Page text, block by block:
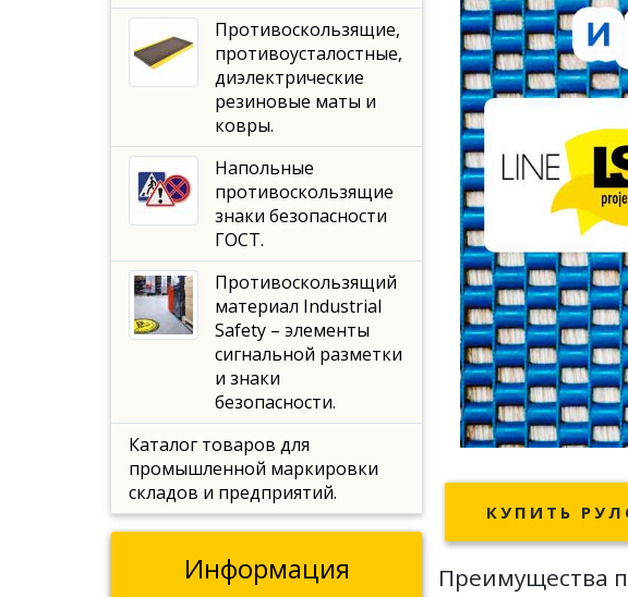
КУПИТЬ
Преимущества
Противоскользящие,
противоусталостные,
диэлектрические
резиновые маты и
ковры.
Напольные
противоскользящие
знаки безопасности
ГОСТ.
Противоскользящий
материал Industrial
Safety – элементы
сигнальной разметки
и знаки
безопасности.
Каталог товаров для
промышленной маркировки
складов и предприятий.
Информация